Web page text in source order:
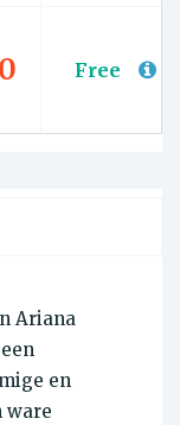
Free
Ariana
en
ware